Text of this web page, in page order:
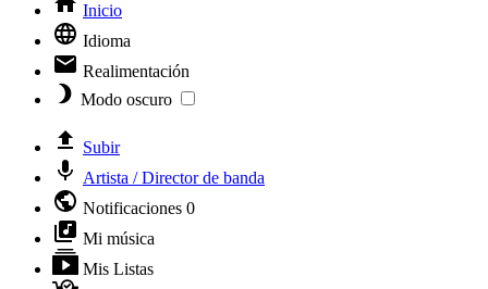
Inicio
Idioma
Realimentación
Modo oscuro
Subir
Artista / Director de banda
Notificaciones 0
Mi música
Mis Listas